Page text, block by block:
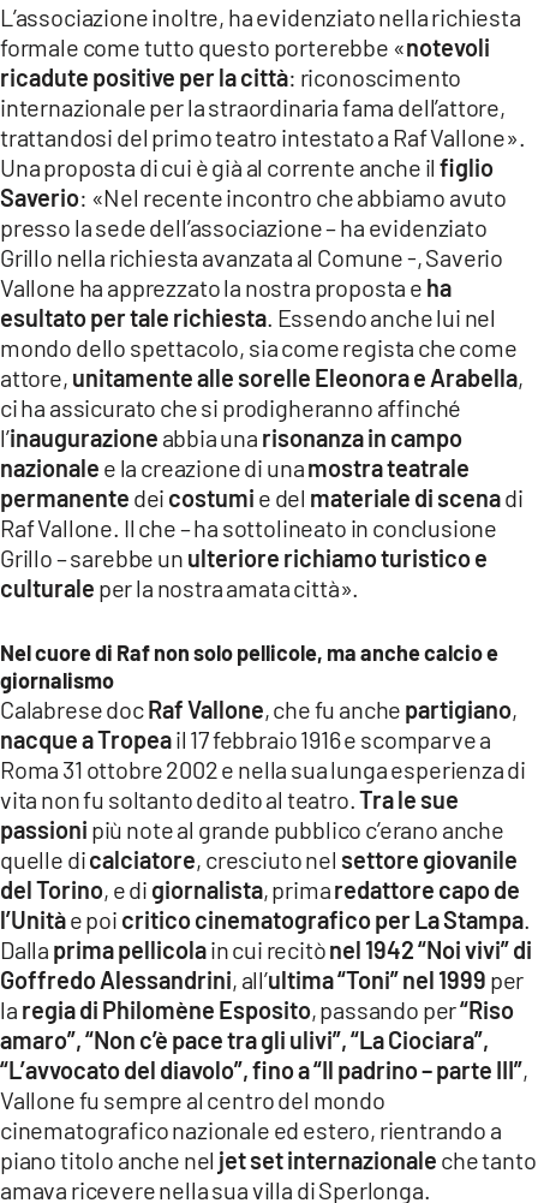
APPLE
L’associazione inoltre, ha evidenziato nella richiesta
formale come tutto questo porterebbe «notevoli
ricadute positive per la città: riconoscimento
internazionale per la straordinaria fama dell’attore,
trattandosi del primo teatro intestato a Raf Vallone».
Una proposta di cui è già al corrente anche ilfiglio
Saverio: «Nel recente incontro che abbiamo avuto
presso la sede dell’associazione – ha evidenziato
Grillo nella richiesta avanzata al Comune -, Saverio
Vallone ha apprezzato la nostra proposta e ha
esultato per tale richiesta . Essendo anche lui nel
mondo dello spettacolo, sia come regista che come
attore, unitamente alle sorelle Eleonora e Arabella,
ci ha assicurato che si prodigheranno affinché
l’inaugurazione abbia una risonanza in campo
nazionale e la creazione di unamostra teatrale
permanente dei costumi e del materiale di scenadi
Raf Vallone. Il che – ha sottolineato in conclusione
Grillo – sarebbe un ulteriore richiamo turistico e
culturale per la nostra amata città».
Nel cuore di Raf non solo pellicole, ma anche calcio e
giornalismo
Calabrese docRaf Vallone, che fu anche partigiano,
nacque a Tropeail 17 febbraio 1916 e scomparve a
Roma 31 ottobre 2002 e nella sua lunga esperienza di
vita non fu soltanto dedito al teatro.Tra le sue
passioni più note al grande pubblico c’erano anche
quelle dicalciatore, cresciuto nel settore giovanile
del Torino, e di giornalista, primaredattore capo de
l’Unitàe poi critico cinematografico per La Stampa.
Dalla prima pellicolain cui recitònel 1942 “Noi vivi” di
Goffredo Alessandrini, all’ultima “Toni” nel 1999 per
la regia di Philomène Esposito, passando per“Riso
amaro”, “Non c’è pace tra gli ulivi”, “La Ciociara”,
“L’avvocato del diavolo”, fino a “Il padrino – parte III”,
Vallone fu sempre al centro del mondo
cinematografico nazionale ed estero, rientrando a
piano titolo anche nel jet set internazionale che tanto
amava ricevere nella sua villa di Sperlonga.